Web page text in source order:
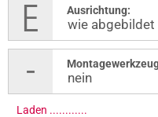
Ausrichtung:
Laden .............